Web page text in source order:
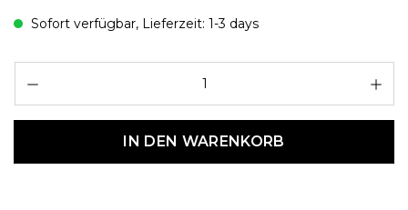
Sofort verfügbar, Lieferzeit: 1-3 days
IN DEN WARENKORB